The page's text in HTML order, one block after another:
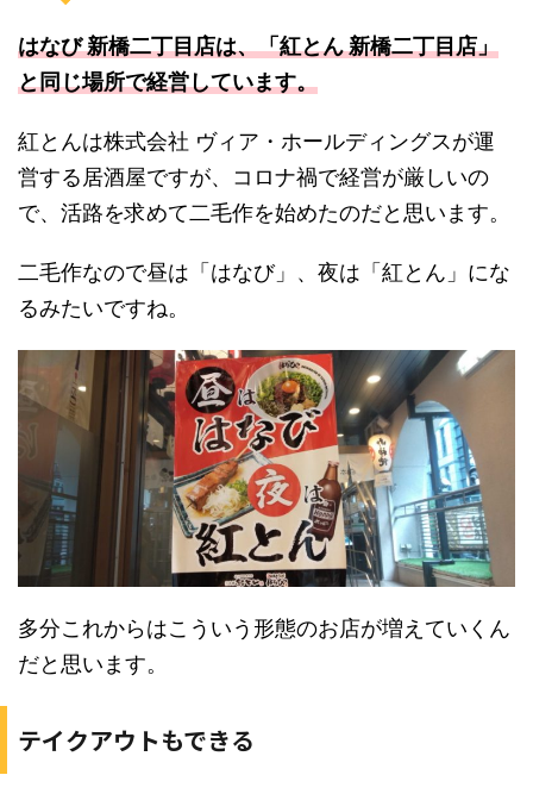
はなび 新橋二丁目店は、「紅とん 新橋二丁目店」
と同じ場所で経営しています。
紅とんは株式会社 ヴィア・ホールディングスが運
営する居酒屋ですが、コロナ禍で経営が厳しいの
で、活路を求めて二毛作を始めたのだと思います。
二毛作なので昼は「はなび」、夜は「紅とん」にな
るみたいですね。
多分これからはこういう形態のお店が増えていくん
だと思います。
テイクアウトもできる